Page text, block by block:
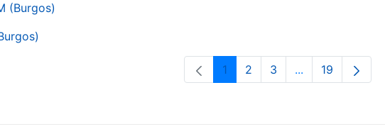
(Burgos)
Página
1 Página
2 Página
3 ...PáginasPágina
19